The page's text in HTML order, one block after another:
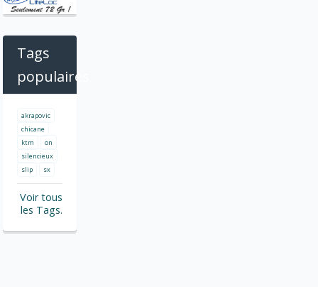
Tags
populaires
akrapovic
chicane
ktm
on
silencieux
slip
sx
Voir tous
les Tags.